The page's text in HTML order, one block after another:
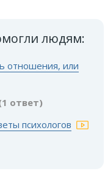
людям:
отношения, или
ответ)
психологов